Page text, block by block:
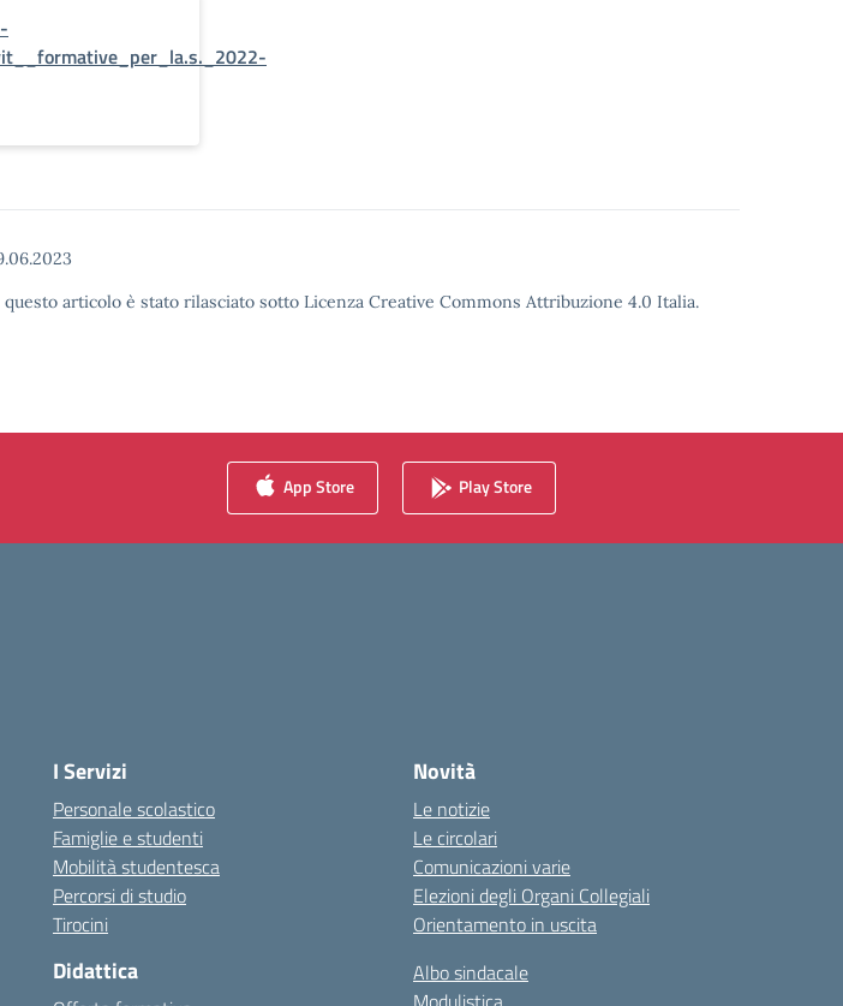
articolo è stato rilasciato sotto Licenza Creative Commons Attribuzione 4.0 Italia.
App Store Play Store
I Servizi
Personale scolastico
Famiglie e studenti
Mobilità studentesca
Percorsi di studio
Tirocini
Didattica
Novità
Le notizie
Le circolari
Comunicazioni varie
Elezioni degli Organi Collegiali
Orientamento in uscita
Albo sindacale